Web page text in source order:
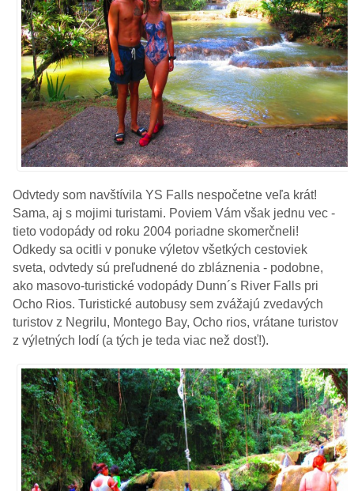
Odvtedy som navštívila YS Falls nespočetne veľa krát!
Sama, aj s mojimi turistami. Poviem Vám však jednu vec -
tieto vodopády od roku 2004 poriadne skomerčneli!
Odkedy sa ocitli v ponuke výletov všetkých cestoviek
sveta, odvtedy sú preľudnené do zbláznenia - podobne,
ako masovo-turistické vodopády Dunn´s River Falls pri
Ocho Rios. Turistické autobusy sem zvážajú zvedavých
turistov z Negrilu, Montego Bay, Ocho rios, vrátane turistov
z výletných lodí (a tých je teda viac než dosť!).